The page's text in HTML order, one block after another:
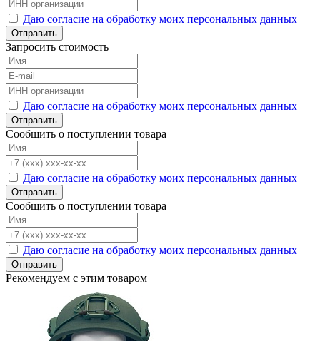
Даю согласие на обработку моих персональных данных
Отправить
Запросить стоимость
Даю согласие на обработку моих персональных данных
Отправить
Сообщить о поступлении товара
Даю согласие на обработку моих персональных данных
Отправить
Сообщить о поступлении товара
Даю согласие на обработку моих персональных данных
Отправить
Рекомендуем с этим товаром